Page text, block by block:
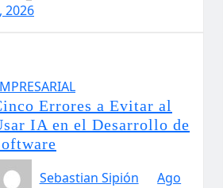
2026
Errores a Evitar al
IA en el Desarrollo de
Sebastian Sipión
Ago